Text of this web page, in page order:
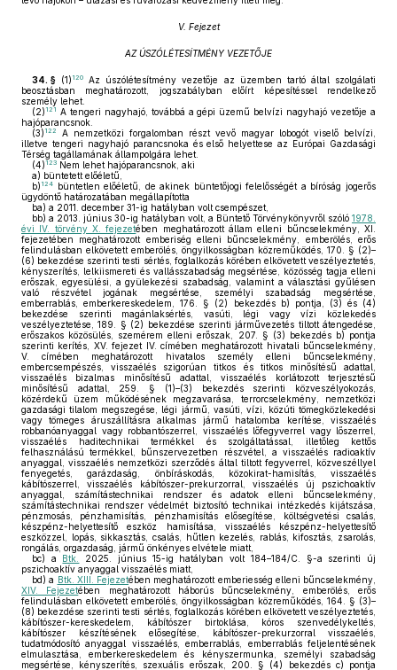
V. Fejezet
AZ ÚSZÓLÉTESÍTMÉNY VEZETŐJE
34. § (1) 120
Az úszólétesítmény vezetője az üzemben tartó által szolgálati
beosztásban meghatározott, jogszabályban előírt képesítéssel rendelkező
személy lehet.
(2) 121 A tengeri nagyhajó, továbbá a gépi üzemű belvízi nagyhajó vezetője a
hajóparancsnok.
(3) 122
A nemzetközi forgalomban részt vevő magyar lobogót viselő belvízi,
illetve tengeri nagyhajó parancsnoka és első helyettese az Európai Gazdasági
Térség tagállamának állampolgára lehet.
(4) 123 Nem lehet hajóparancsnok, aki
a) büntetett előéletű,
b) 124
büntetlen előéletű, de akinek büntetőjogi felelősségét a bíróság jogerős
ügydöntő határozatában megállapította
ba) a 2011. december 31-ig hatályban volt csempészet,
bb) a 2013. június 30-ig hatályban volt, a Büntető Törvénykönyvről szóló 1978.
évi IV. törvény X. fejezetében meghatározott állam elleni bűncselekmény, XI.
fejezetében meghatározott emberiség elleni bűncselekmény, emberölés, erős
felindulásban elkövetett emberölés, öngyilkosságban közreműködés, 170. § (2)–
(6) bekezdése szerinti testi sértés, foglalkozás körében elkövetett veszélyeztetés,
kényszerítés, lelkiismereti és vallásszabadság megsértése, közösség tagja elleni
erőszak, egyesülési, a gyülekezési szabadság, valamint a választási gyűlésen
való részvétel jogának megsértése, személyi szabadság megsértése,
emberrablás, emberkereskedelem, 176. § (2) bekezdés b) pontja, (3) és (4)
bekezdése szerinti magánlaksértés, vasúti, légi vagy vízi közlekedés
veszélyeztetése, 189. § (2) bekezdése szerinti járművezetés tiltott átengedése,
erőszakos közösülés, szemérem elleni erőszak, 207. § (3) bekezdés b) pontja
szerinti kerítés, XV. fejezet IV. címében meghatározott hivatali bűncselekmény,
V. címében meghatározott hivatalos személy elleni bűncselekmény,
embercsempészés, visszaélés szigorúan titkos és titkos minősítésű adattal,
visszaélés bizalmas minősítésű adattal, visszaélés korlátozott terjesztésű
minősítésű adattal, 259. § (1)–(3) bekezdés szerinti közveszélyokozás,
közérdekű üzem működésének megzavarása, terrorcselekmény, nemzetközi
gazdasági tilalom megszegése, légi jármű, vasúti, vízi, közúti tömegközlekedési
vagy tömeges áruszállításra alkalmas jármű hatalomba kerítése, visszaélés
robbanóanyaggal vagy robbantószerrel, visszaélés lőfegyverrel vagy lőszerrel,
visszaélés haditechnikai termékkel és szolgáltatással, illetőleg kettős
felhasználású termékkel, bűnszervezetben részvétel, a visszaélés radioaktív
anyaggal, visszaélés nemzetközi szerződés által tiltott fegyverrel, közveszéllyel
fenyegetés, garázdaság, önbíráskodás, közokirat-hamisítás, visszaélés
kábítószerrel, visszaélés kábítószer-prekurzorral, visszaélés új pszichoaktív
anyaggal, számítástechnikai rendszer és adatok elleni bűncselekmény,
számítástechnikai rendszer védelmét biztosító technikai intézkedés kijátszása,
pénzmosás, pénzhamisítás, pénzhamisítás elősegítése, költségvetési csalás,
készpénz-helyettesítő eszköz hamisítása, visszaélés készpénz-helyettesítő
eszközzel, lopás, sikkasztás, csalás, hűtlen kezelés, rablás, kifosztás, zsarolás,
rongálás, orgazdaság, jármű önkényes elvétele miatt,
bc) a Btk.
2025. június 15-ig hatályban volt 184–184/C. §-a szerinti új
pszichoaktív anyaggal visszaélés miatt,
bd) a Btk. XIII. Fejezetében meghatározott emberiesség elleni bűncselekmény,
XIV. Fejezetében meghatározott háborús bűncselekmény, emberölés, erős
felindulásban elkövetett emberölés, öngyilkosságban közreműködés, 164. § (3)–
(8) bekezdése szerinti testi sértés, foglalkozás körében elkövetett veszélyeztetés,
kábítószer-kereskedelem, kábítószer birtoklása, kóros szenvedélykeltés,
kábítószer készítésének elősegítése, kábítószer-prekurzorral visszaélés,
tudatmódosító anyaggal visszaélés, emberrablás, emberrablás feljelentésének
elmulasztása, emberkereskedelem és kényszermunka, személyi szabadság
megsértése, kényszerítés, szexuális erőszak, 200. § (4) bekezdés c) pontja